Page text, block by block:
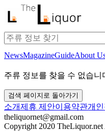
NewsMagazineGuideAbout
주류 정보를 찾을 수 없습니
검색 페이지로 돌아가기
소개제휴 제안이용약관개
theliquornet@gmail.com
Copyright 2020